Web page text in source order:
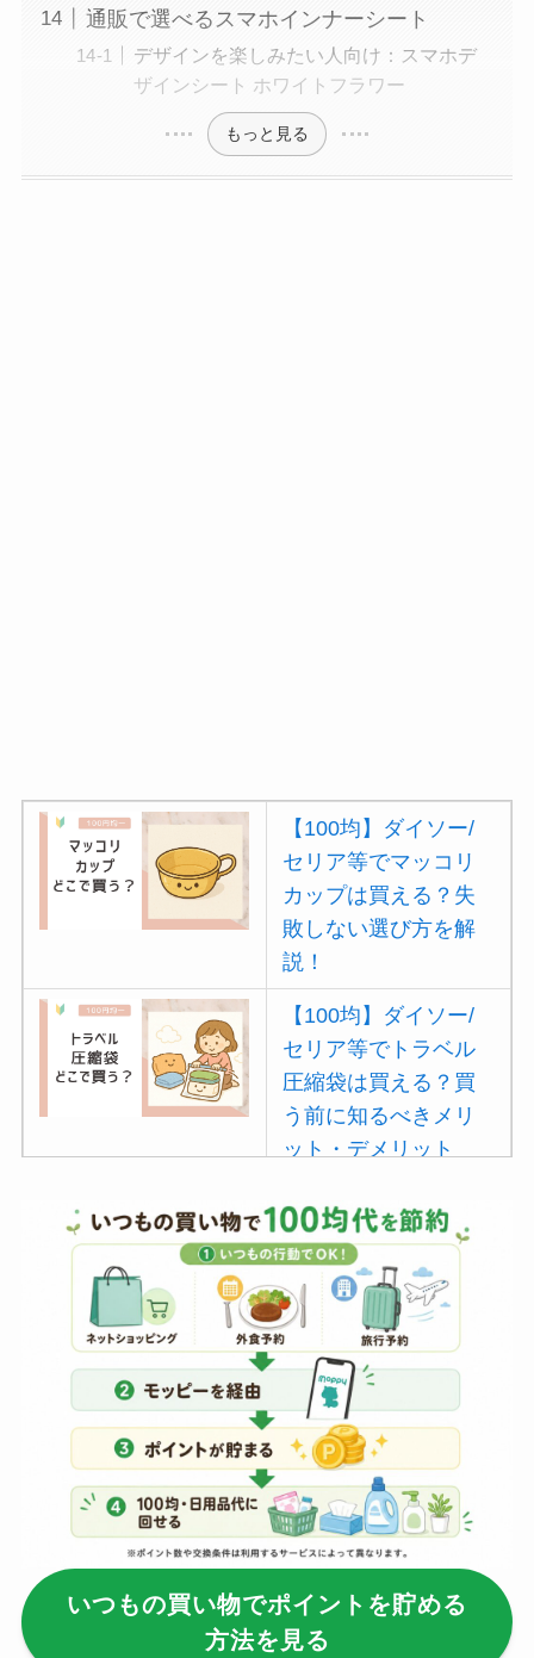
通販で選べるスマホインナーシート
デザインを楽しみたい人向け：スマホデ
ザインシート ホワイトフラワー
もっと見る
【100均】ダイソー/
セリア等でマッコリ
カップは買える？失
敗しない選び方を解
説！
【100均】ダイソー/
セリア等でトラベル
圧縮袋は買える？買
う前に知るべきメリ
ット・デメリット
【100均】ダイソー/
セリア等でポイズン
リムーバーは買え
る？使い方や選び方
を解説！
【100均】ダイソー/
セリア等でフロアラ
バーほうきは買え
る？選び方＆使い方
を徹底ガイド！
【100均】ダイソー/
セリア等でハンディ
いつもの買い物でポイントを貯める
方法を見る